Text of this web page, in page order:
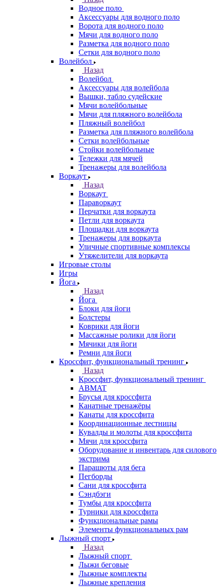
Водное поло
Аксессуары для водного поло
Ворота для водного поло
Мячи для водного поло
Разметка для водного поло
Сетки для водного поло
Волейбол
Назад
Волейбол
Аксессуары для волейбола
Вышки, табло судейские
Мячи волейбольные
Мячи для пляжного волейбола
Пляжный волейбол
Разметка для пляжного волейбола
Сетки волейбольные
Стойки волейбольные
Тележки для мячей
Тренажеры для волейбола
Воркаут
Назад
Воркаут
Параворкаут
Перчатки для воркаута
Петли для воркаута
Площадки для воркаута
Тренажеры для воркаута
Уличные спортивные комплексы
Утяжелители для воркаута
Игровые столы
Игры
Йога
Назад
Йога
Блоки для йоги
Болстеры
Коврики для йоги
Массажные ролики для йоги
Мячики для йоги
Ремни для йоги
Кроссфит, функциональный тренинг
Назад
Кроссфит, функциональный тренинг
ABMAT
Брусья для кроссфита
Канатные тренажёры
Канаты для кроссфита
Координационные лестницы
Кувалды и молоты для кроссфита
Мячи для кроссфита
Оборудование и инвентарь для силового
экстрима
Парашюты для бега
Пегборды
Сани для кроссфита
Сэндбэги
Тумбы для кроссфита
Турники для кроссфита
Функциональные рамы
Элементы функциональных рам
Лыжный спорт
Назад
Лыжный спорт
Лыжи беговые
Лыжные комплекты
Лыжные крепления